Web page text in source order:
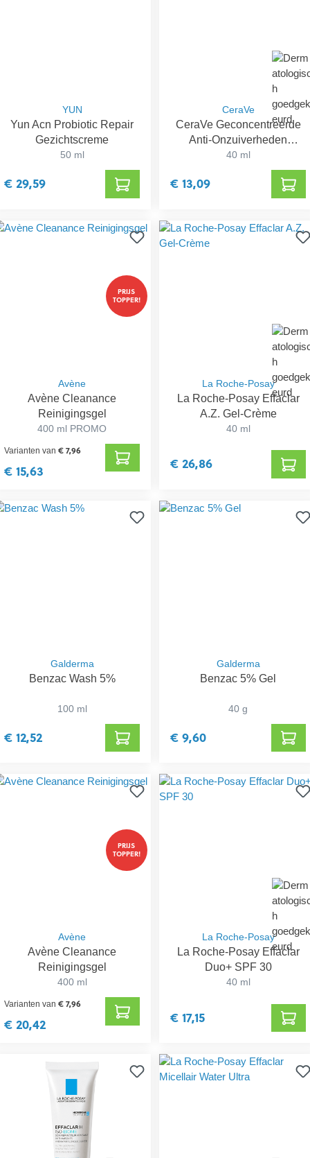
YUN
Yun Acn Probiotic Repair
Gezichtscreme
50 ml
€ 29,59
CeraVe
CeraVe Geconcentreerde
Anti-Onzuiverheden
Verzorging
40 ml
€ 13,09
PRIJS
TOPPER!
Avène
Avène Cleanance
Reinigingsgel
400 ml PROMO
Varianten van€ 7,96
€ 15,63
La Roche-Posay
La Roche-Posay Effaclar
A.Z. Gel-Crème
40 ml
€ 26,86
Galderma
Benzac Wash 5%
100 ml
€ 12,52
Galderma
Benzac 5% Gel
40 g
€ 9,60
PRIJS
TOPPER!
Avène
Avène Cleanance
Reinigingsgel
400 ml
Varianten van€ 7,96
€ 20,42
La Roche-Posay
La Roche-Posay Effaclar
Duo+ SPF 30
40 ml
€ 17,15